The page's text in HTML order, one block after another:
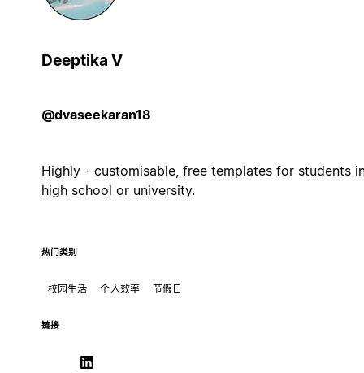
Deeptika V
@dvaseekaran18
Highly - customisable, free templates for students
high school or university.
热门类别
校园生活 个人效率 节假日
链接